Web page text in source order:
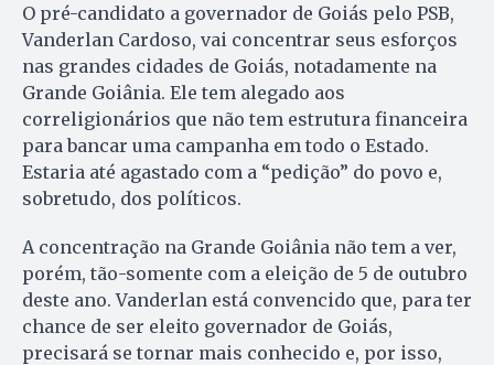
O pré-candidato a governador de Goiás pelo PSB,
Van­derlan Cardoso, vai concentrar seus esforços
nas grandes cidades de Goiás, notadamente na
Grande Goiânia. Ele tem alegado aos
correligionários que não tem estrutura financeira
para bancar uma campanha em todo o Estado.
Estaria até agastado com a “pedição” do povo e,
sobretudo, dos políticos.
A concentração na Grande Goiânia não tem a ver,
porém, tão-somente com a eleição de 5 de outubro
deste ano. Vanderlan está convencido que, para ter
chance de ser eleito governador de Goiás,
precisará se tornar mais conhecido e, por isso,